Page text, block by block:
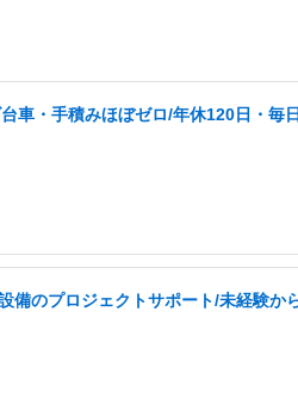
車・手積みほぼゼロ/年休120日・毎
備のプロジェクトサポート/未経験